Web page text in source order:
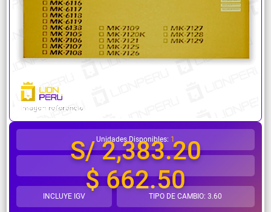
¿Necesitas ayuda?
Unidades Disponibles: 1
S/ 2,383.20
$ 662.50
INCLUYE IGV TIPO DE CAMBIO: 3.60